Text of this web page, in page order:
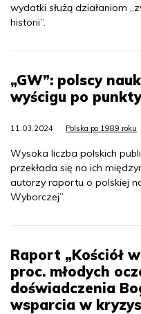
wydatki służą działaniom
historii”.
„GW”: polscy
wyścigu po punkty
11.03.2024 Polska po 1989 roku
Wysoka liczba polskich
przekłada się na ich
autorzy raportu o polskiej
Wyborczej”.
Raport „Kościół
proc. młodych
doświadczenia
wsparcia w